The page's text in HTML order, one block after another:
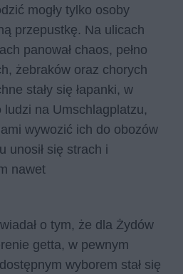
mogły tylko osoby
przepustkę. Na ulicach
panował chaos, pełno
żebraków oraz chorych
stały się łapanki, w
ludzi na Umschlagplatzu,
wywozić ich do obozów
unosił się strach i
nawet
o tym, że dla Żydów
getta, w pewnym
wyborem stał się